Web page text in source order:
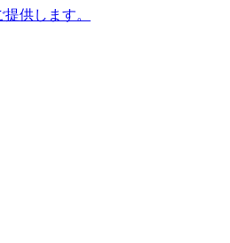
供します。